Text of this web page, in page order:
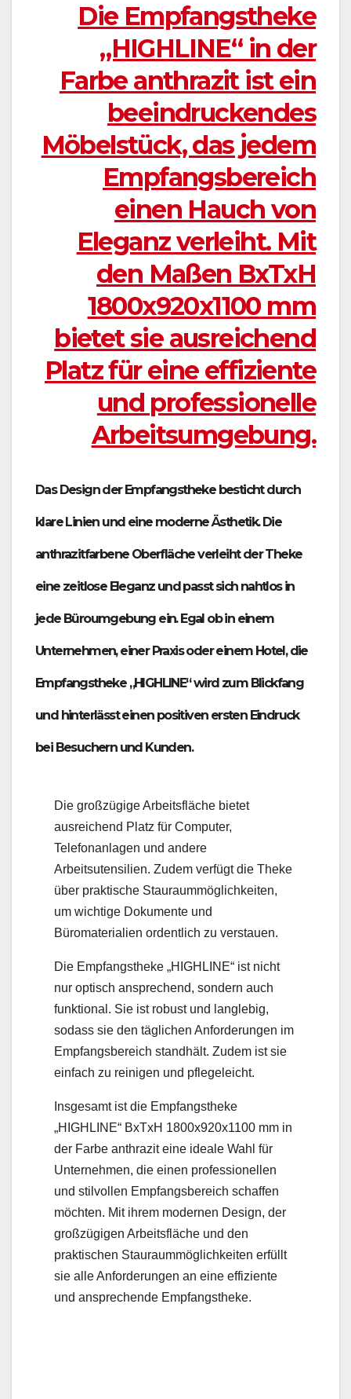
Die Empfangstheke
„HIGHLINE“ in der
Farbe anthrazit ist ein
beeindruckendes
Möbelstück, das jedem
Empfangsbereich
einen Hauch von
Eleganz verleiht. Mit
den Maßen BxTxH
1800x920x1100 mm
bietet sie ausreichend
Platz für eine effiziente
und professionelle
Arbeitsumgebung.
Das Design der Empfangstheke besticht durch
klare Linien und eine moderne Ästhetik. Die
anthrazitfarbene Oberfläche verleiht der Theke
eine zeitlose Eleganz und passt sich nahtlos in
jede Büroumgebung ein. Egal ob in einem
Unternehmen, einer Praxis oder einem Hotel, die
Empfangstheke „HIGHLINE“ wird zum Blickfang
und hinterlässt einen positiven ersten Eindruck
bei Besuchern und Kunden.
Die großzügige Arbeitsfläche bietet
ausreichend Platz für Computer,
Telefonanlagen und andere
Arbeitsutensilien. Zudem verfügt die Theke
über praktische Stauraummöglichkeiten,
um wichtige Dokumente und
Büromaterialien ordentlich zu verstauen.
Die Empfangstheke „HIGHLINE“ ist nicht
nur optisch ansprechend, sondern auch
funktional. Sie ist robust und langlebig,
sodass sie den täglichen Anforderungen im
Empfangsbereich standhält. Zudem ist sie
einfach zu reinigen und pflegeleicht.
Insgesamt ist die Empfangstheke
„HIGHLINE“ BxTxH 1800x920x1100 mm in
der Farbe anthrazit eine ideale Wahl für
Unternehmen, die einen professionellen
und stilvollen Empfangsbereich schaffen
möchten. Mit ihrem modernen Design, der
großzügigen Arbeitsfläche und den
praktischen Stauraummöglichkeiten erfüllt
sie alle Anforderungen an eine effiziente
und ansprechende Empfangstheke.